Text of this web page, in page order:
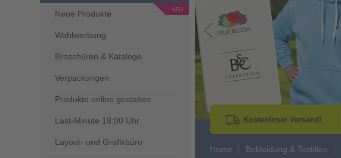
Neue Produkte
Wahlwerbung
Broschüren & Kataloge
Verpackungen
Produkte online gestalten
Last-Minute 18:00 Uhr
Layout- und Grafikbüro
Go to Previous Slide
Kostenloser Versand!
Home Bekleidung & Textilien